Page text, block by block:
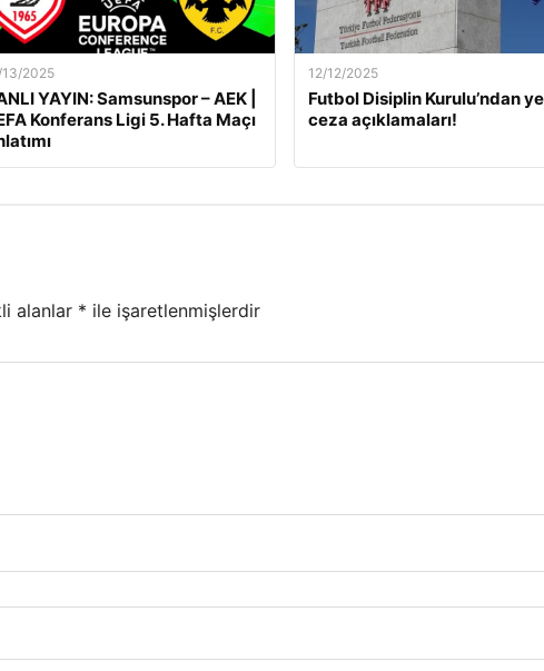
13/2025
YAYIN: Samsunspor – AEK |
Konferans Ligi 5. Hafta Maçı
12/12/2025
Futbol Disiplin Kurulu’ndan
ceza açıklamaları!
alanlar * ile işaretlenmişlerdir